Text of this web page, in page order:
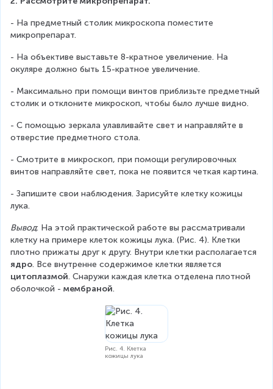
- На предметный столик микроскопа поместите
микропрепарат.
- На объективе выставьте 8-кратное увеличение. На
окуляре должно быть 15-кратное увеличение.
- Максимально при помощи винтов приблизьте предметный
столик и отклоните микроскоп, чтобы было лучше видно.
- С помощью зеркала улавливайте свет и направляйте в
отверстие предметного стола.
- Смотрите в микроскоп, при помощи регулировочных
винтов направляйте свет, пока не появится четкая картина.
- Запишите свои наблюдения. Зарисуйте клетку кожицы
лука.
Вывод: На этой практической работе вы рассматривали
клетку на примере клеток кожицы лука. (Рис. 4). Клетки
плотно прижаты друг к другу. Внутри клетки располагается
ядро. Все внутренне содержимое клетки является
цитоплазмой. Снаружи каждая клетка отделена плотной
оболочкой - мембраной.
Рис. 4. Клетка
кожицы лука